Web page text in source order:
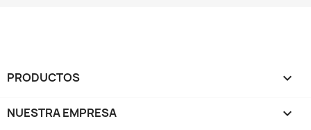
PRODUCTOS 
NUESTRA EMPRESA 